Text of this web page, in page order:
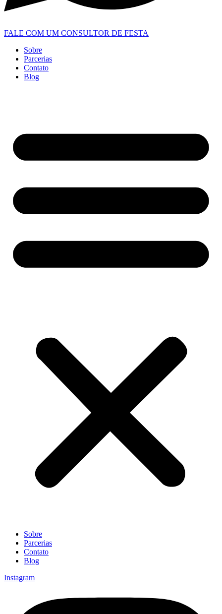
FALE COM UM CONSULTOR DE FESTA
Sobre
Parcerias
Contato
Blog
Sobre
Parcerias
Contato
Blog
Instagram